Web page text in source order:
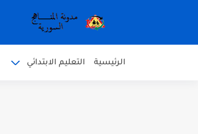
الرئيسية التعليم الابتدائي